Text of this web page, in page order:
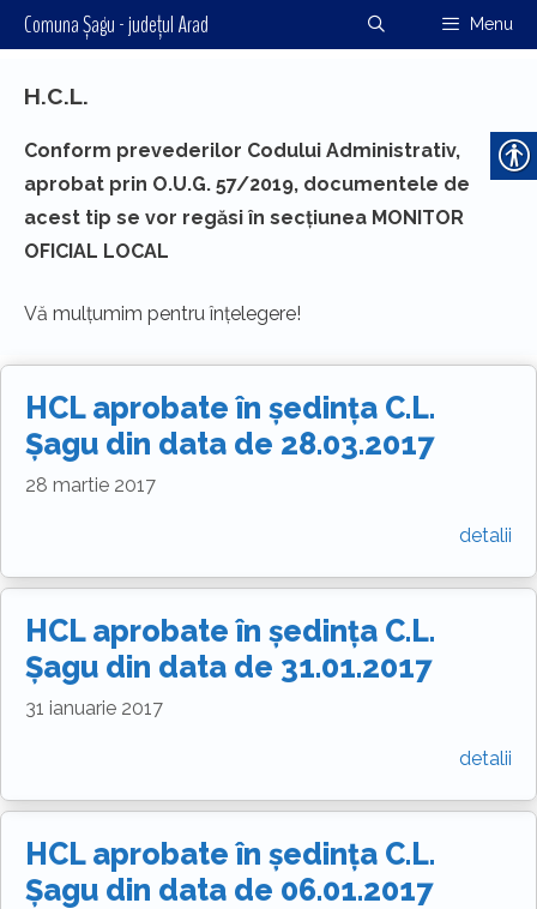
Sari
la
Comuna Șagu - județul Arad Menu
H.C.L.
Conform prevederilor Codului Administrativ,
aprobat prin O.U.G. 57/2019, documentele de
acest tip se vor regăsi în secțiunea MONITOR
OFICIAL LOCAL
Vă mulțumim pentru înțelegere!
HCL aprobate în ședința C.L.
Șagu din data de 28.03.2017
28 martie 2017
detalii
HCL aprobate în ședința C.L.
Șagu din data de 31.01.2017
31 ianuarie 2017
detalii
HCL aprobate în ședința C.L.
Șagu din data de 06.01.2017